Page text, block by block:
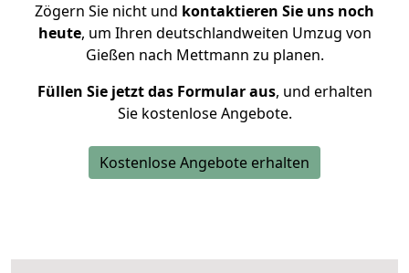
Zögern Sie nicht und kontaktieren Sie uns noch
heute, um Ihren deutschlandweiten Umzug von
Gießen nach Mettmann zu planen.
Füllen Sie jetzt das Formular aus, und erhalten
Sie kostenlose Angebote.
Kostenlose Angebote erhalten